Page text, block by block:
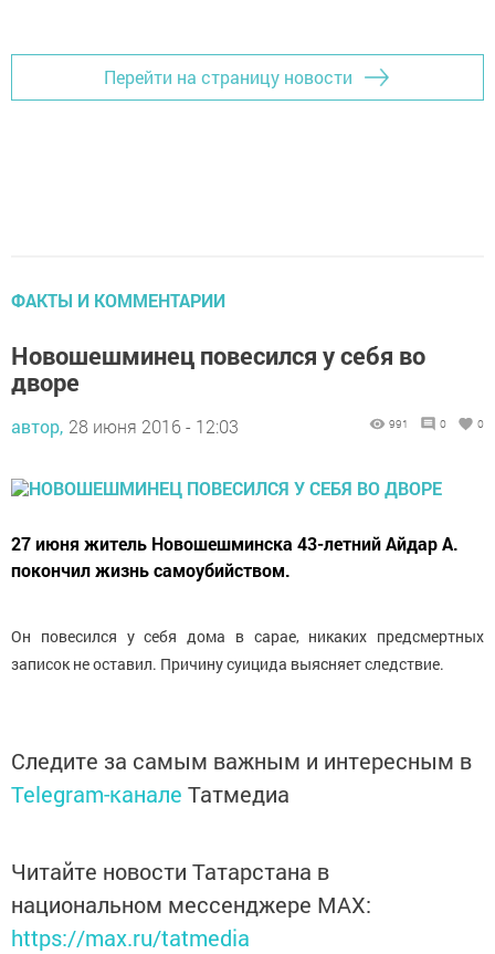
Перейти на страницу новости
ФАКТЫ И КОММЕНТАРИИ
Новошешминец повесился у себя во
дворе
автор, 28 июня 2016 - 12:03 991 0 0
27 июня житель Новошешминска 43-летний Айдар А.
покончил жизнь самоубийством.
Он повесился у себя дома в сарае, никаких предсмертных
записок не оставил. Причину суицида выясняет следствие.
Следите за самым важным и интересным в
Telegram-канале Татмедиа
Читайте новости Татарстана в
национальном мессенджере MАХ:
https://max.ru/tatmedia